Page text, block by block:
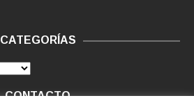
CATEGORÍAS
CONTACTO